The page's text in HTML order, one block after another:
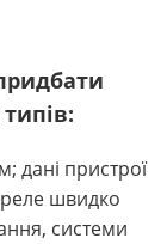
дані пристрої
еле швидко
системи